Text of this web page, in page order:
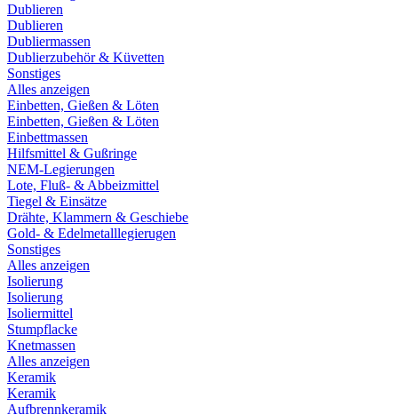
Dublieren
Dublieren
Dubliermassen
Dublierzubehör & Küvetten
Sonstiges
Alles anzeigen
Einbetten, Gießen & Löten
Einbetten, Gießen & Löten
Einbettmassen
Hilfsmittel & Gußringe
NEM-Legierungen
Lote, Fluß- & Abbeizmittel
Tiegel & Einsätze
Drähte, Klammern & Geschiebe
Gold- & Edelmetalllegierugen
Sonstiges
Alles anzeigen
Isolierung
Isolierung
Isoliermittel
Stumpflacke
Knetmassen
Alles anzeigen
Keramik
Keramik
Aufbrennkeramik